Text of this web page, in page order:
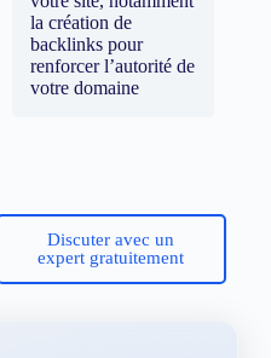
la création de
backlinks pour
renforcer l’autorité de
votre domaine
Discuter avec un
expert gratuitement